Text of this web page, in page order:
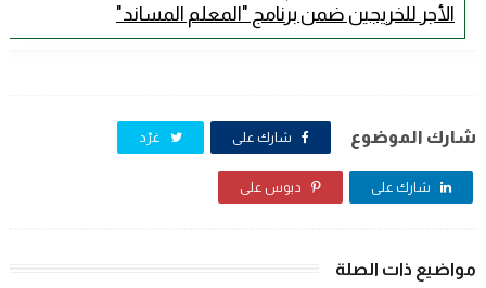
الأجر للخريجين ضمن برنامج "المعلم المساند"
شارك الموضوع شارك على غرّد
شارك على دبوس على
مواضيع ذات الصلة